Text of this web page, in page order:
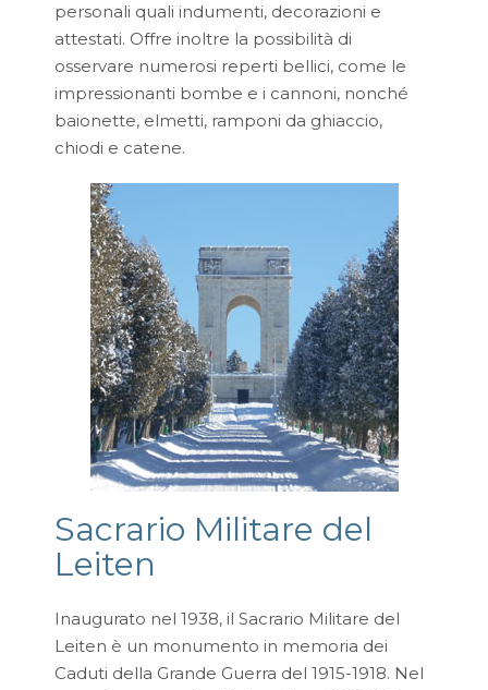
personali quali indumenti, decorazioni e
attestati. Offre inoltre la possibilità di
osservare numerosi reperti bellici, come le
impressionanti bombe e i cannoni, nonché
baionette, elmetti, ramponi da ghiaccio,
chiodi e catene.
Sacrario Militare del
Leiten
Inaugurato nel 1938, il Sacrario Militare del
Leiten è un monumento in memoria dei
Caduti della Grande Guerra del 1915-1918. Nel